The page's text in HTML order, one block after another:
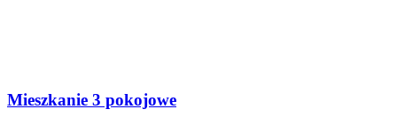
Mieszkanie 3 pokojowe